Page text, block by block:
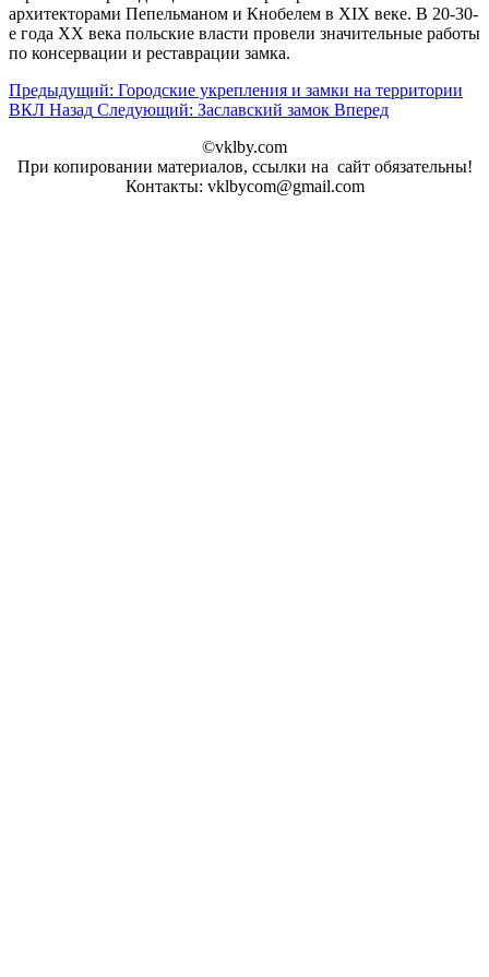
архитекторами Пепельманом и Кнобелем в XIX веке. В 20-30-
е года XX века польские власти провели значительные работы
по консервации и реставрации замка.
Предыдущий: Городские укрепления и замки на территории
ВКЛ Назад Следующий: Заславский замок Вперед
©vklby.com
При копировании материалов, ссылки на сайт обязательны!
Контакты: vklbycom@gmail.com